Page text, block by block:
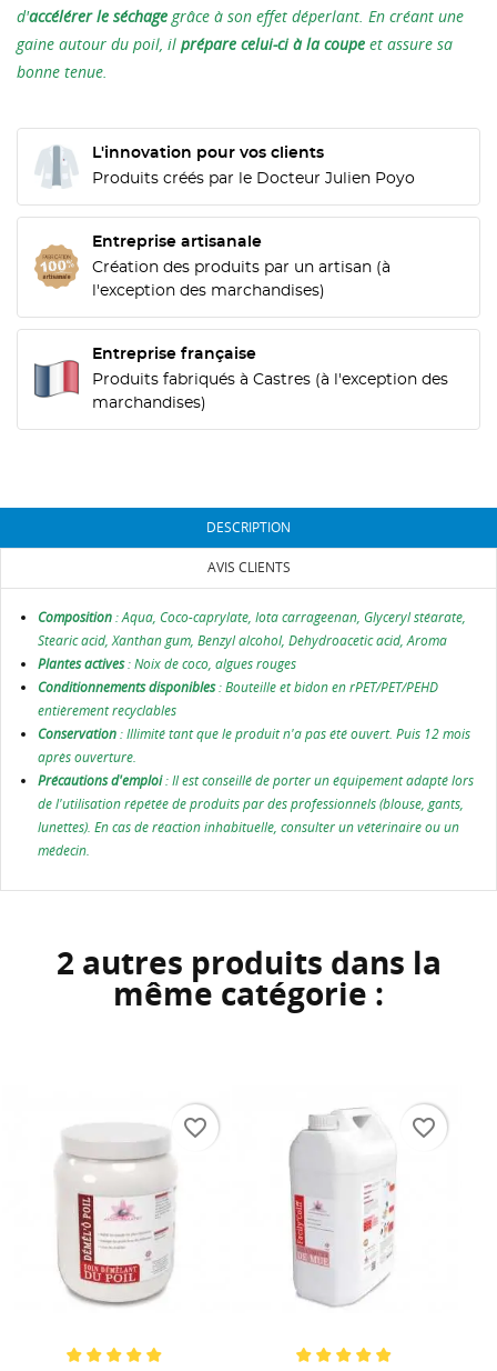
d'accélérer le séchage grâce à son effet déperlant. En créant une
gaine autour du poil, il prépare celui-ci à la coupe et assure sa
bonne tenue.
L'innovation pour vos clients
Produits créés par le Docteur Julien Poyo
Entreprise artisanale
Création des produits par un artisan (à
l'exception des marchandises)
Entreprise française
Produits fabriqués à Castres (à l'exception des
marchandises)
DESCRIPTION
AVIS CLIENTS
Composition:Aqua, Coco-caprylate, Iota carrageenan, Glyceryl stéarate,
Stearic acid, Xanthan gum, Benzyl alcohol, Dehydroacetic acid, Aroma
Plantes actives: Noix de coco, algues rouges
Conditionnements disponibles: Bouteille et bidon en rPET/PET/PEHD
entièrement recyclables
Conservation: Illimité tant que le produit n'a pas été ouvert. Puis 12 mois
après ouverture.
Précautions d'emploi: Il est conseillé de porter un équipement adapté lors
de l'utilisation répétée de produits par des professionnels (blouse, gants,
lunettes). En cas de réaction inhabituelle, consulter un vétérinaire ou un
médecin.
2 autres produits dans la
même catégorie :
favorite_border
CRÉER UNE LISTE D'ENVIES
NOM DE LA LISTE D'ENVIES
Créer une liste d'envies
CONNEXION